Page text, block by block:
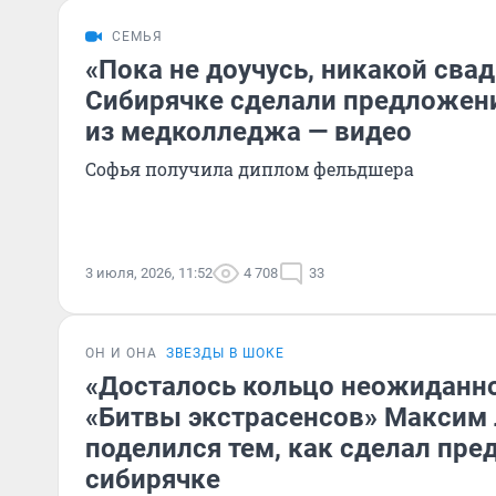
СЕМЬЯ
«Пока не доучусь, никакой
Сибирячке сделали
из медколледжа — видео
Софья получила диплом фельдшера
3 июля, 2026, 11:52 4 708 33
ОН И ОНА ЗВЕЗДЫ В ШОКЕ
«Досталось кольцо
«Битвы экстрасенсов» Максим
поделился тем, как сделал
сибирячке